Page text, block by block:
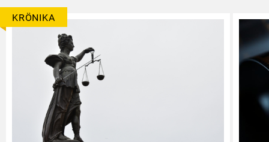
KRÖNIKA